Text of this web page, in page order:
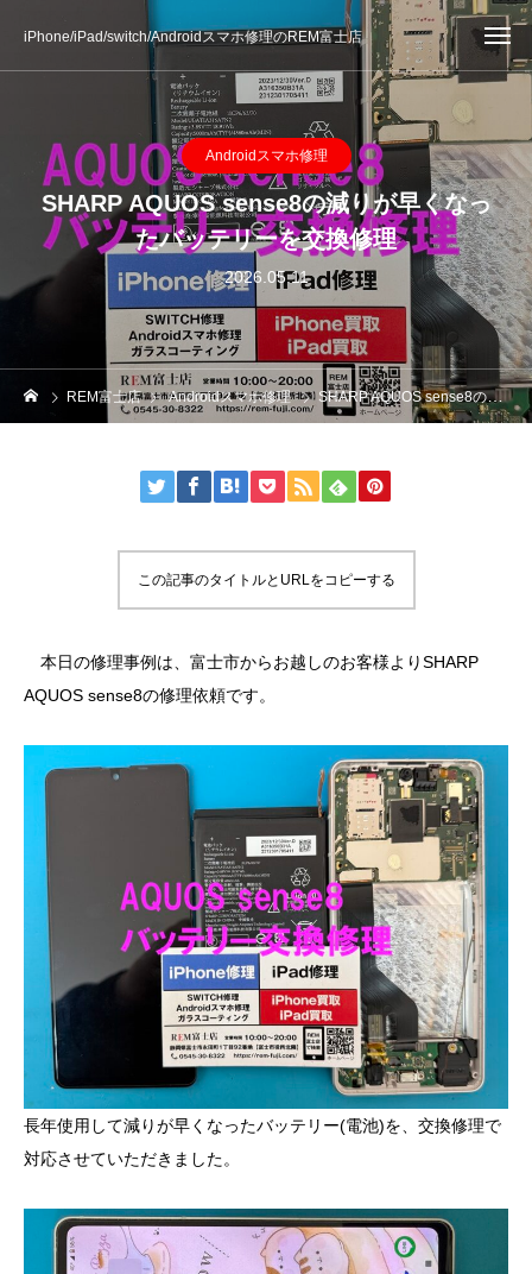
iPhone/iPad/switch/Androidスマホ修理のREM富士店
Androidスマホ修理
SHARP AQUOS sense8の減りが早くなっ
たバッテリーを交換修理
2026.05.11
REM富士店 Androidスマホ修理 SHARP AQUOS sense8の減りが早くなったバッテリーを交換修理
この記事のタイトルとURLをコピーする
本日の修理事例は、富士市からお越しのお客様よりSHARP
AQUOS sense8の修理依頼です。
長年使用して減りが早くなったバッテリー(電池)を、交換修理で
対応させていただきました。